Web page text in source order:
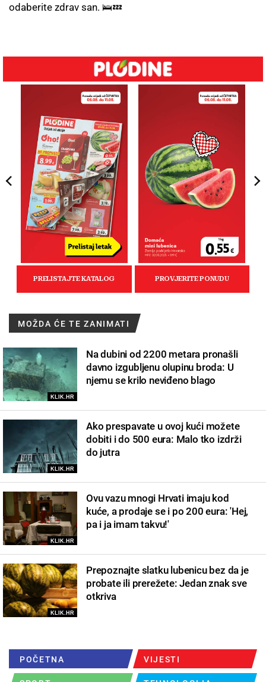
odaberite zdrav san. 🛌💤
MOŽDA ĆE TE ZANIMATI
KLIK.HR
Na dubini od 2200 metara pronašli
davno izgubljenu olupinu broda: U
njemu se krilo neviđeno blago
KLIK.HR
Ako prespavate u ovoj kući možete
dobiti i do 500 eura: Malo tko izdrži
do jutra
KLIK.HR
Ovu vazu mnogi Hrvati imaju kod
kuće, a prodaje se i po 200 eura: 'Hej,
pa i ja imam takvu!'
KLIK.HR
Prepoznajte slatku lubenicu bez da je
probate ili prerežete: Jedan znak sve
otkriva
POČETNA VIJESTI